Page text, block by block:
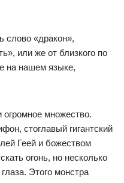
слово «дракон»,
или же от близкого по
на нашем языке,
огромное множество.
стоглавый гигантский
Геей и божеством
огонь, но несколько
Этого монстра